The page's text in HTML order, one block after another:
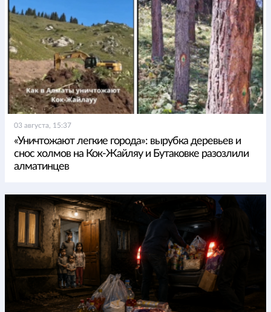
03 августа, 15:37
«Уничтожают легкие города»: вырубка деревьев и
снос холмов на Кок-Жайляу и Бутаковке разозлили
алматинцев